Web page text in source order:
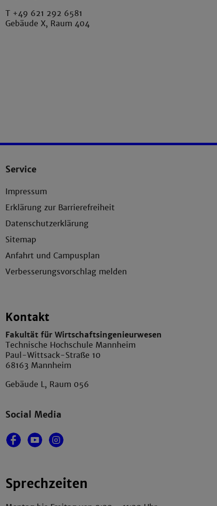
T +49 621 292 6581
Gebäude X, Raum 404
Service
Impressum
Erklärung zur Barrierefreiheit
Datenschutzerklärung
Sitemap
Anfahrt und Campusplan
Verbesserungsvorschlag melden
Kontakt
Fakultät für Wirtschaftsingenieurwesen
Technische Hochschule Mannheim
Paul-Wittsack-Straße 10
68163 Mannheim
Gebäude L, Raum 056
Social Media
Sprechzeiten